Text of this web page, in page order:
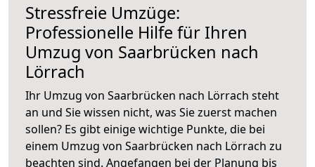
Stressfreie Umzüge:
Professionelle Hilfe für Ihren
Umzug von Saarbrücken nach
Lörrach
Ihr Umzug von Saarbrücken nach Lörrach steht
an und Sie wissen nicht, was Sie zuerst machen
sollen? Es gibt einige wichtige Punkte, die bei
einem Umzug von Saarbrücken nach Lörrach zu
beachten sind. Angefangen bei der Planung bis